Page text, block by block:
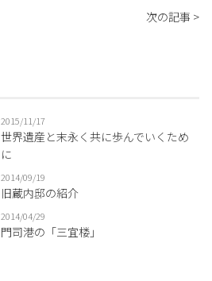
次の記事 >
2015/11/17
世界遺産と末永く共に歩んでいくため
に
2014/09/19
旧蔵内邸の紹介
2014/04/29
門司港の「三宜楼」